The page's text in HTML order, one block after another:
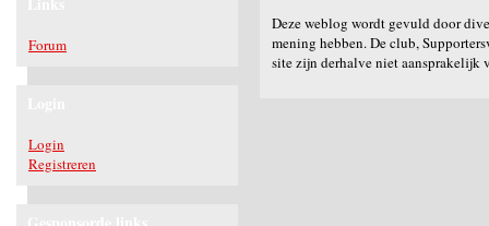
Forum
Login
Registreren
Deze weblog wordt gevuld door
mening hebben. De club,
site zijn derhalve niet aansprakelijk